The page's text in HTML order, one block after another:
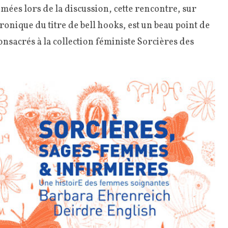
lors de la discussion, cette rencontre, sur
du titre de bell hooks, est un beau point de
à la collection féministe Sorcières des